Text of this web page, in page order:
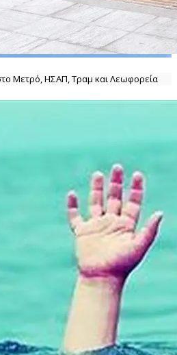
Μετρό, ΗΣΑΠ, Τραμ και Λεωφορεία